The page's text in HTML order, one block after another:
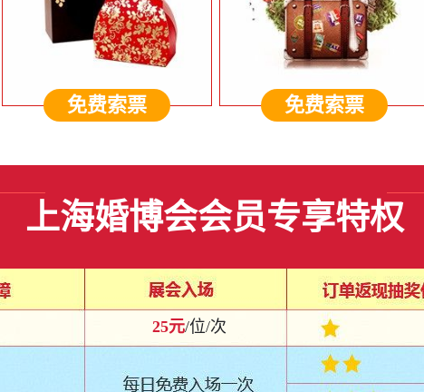
免费索票 免费索票
上海婚博会会员专享特权
25元/位/次